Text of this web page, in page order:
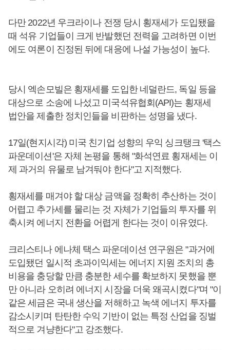
다만 2022년 우크라이나 전쟁 당시 횡재세가 도입됐을
때 석유 기업들이 크게 반발했던 전력을 고려하면 이번
에도 여론이 진정된 뒤에 대응에 나설 가능성이 높다.
당시 엑손모빌은 횡재세를 도입한 네덜란드, 독일 등을
대상으로 소송에 나섰고 미국석유협회(API)는 횡재세
법안을 제출한 정치인들을 비판하는 성명을 냈다.
17일(현지시각) 미국 친기업 성향의 우익 싱크탱크 '택스
파운데이션'은 자체 논평을 통해 "화석연료 횡재세는 이
제 과거의 유물로 남겨둬야 한다"고 지적했다.
횡재세를 매겨야 할 대상 금액을 정확히 추산하는 것이
어렵고 추가세를 물리는 것 자체가 기업들의 투자를 위
축시켜 에너지 전환을 어렵게 한다는 것이 이유였다.
크리스티나 에나체 택스 파운데이션 연구원은 "과거에
도입됐던 일시적 초과이익세는 에너지 지원 조치의 총
비용을 충당할 만큼 충분한 세수를 확보하지 못했을 뿐
만 아니라 오히려 에너지 시장을 더욱 왜곡시켰다"며 "이
같은 세금은 국내 생산을 저해하고 녹색 에너지 투자를
감소시키며 탄탄한 수익 기반이 없는 특정 산업을 징벌
적으로 겨냥한다"고 강조했다.